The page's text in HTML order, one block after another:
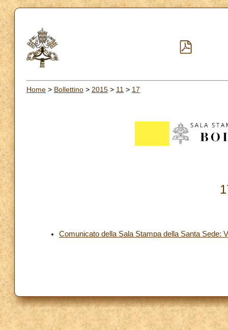
Home > Bollettino > 2015 > 11 > 17
Comunicato della Sala Stampa della Santa Sede: